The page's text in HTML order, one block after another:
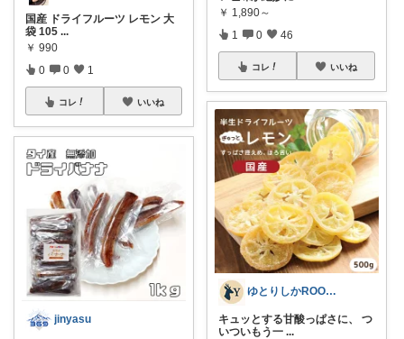
国産 ドライフルーツ レモン 大
袋 105 ...
￥ 990
0 0 1
コレ いいね
jinyasu
￥ 1,890～
1 0 46
コレ いいね
ゆとりしかROOM🦌しかちゃんセレクト
キュッとする甘酸っぱさに、 つ
いついもう一 ...